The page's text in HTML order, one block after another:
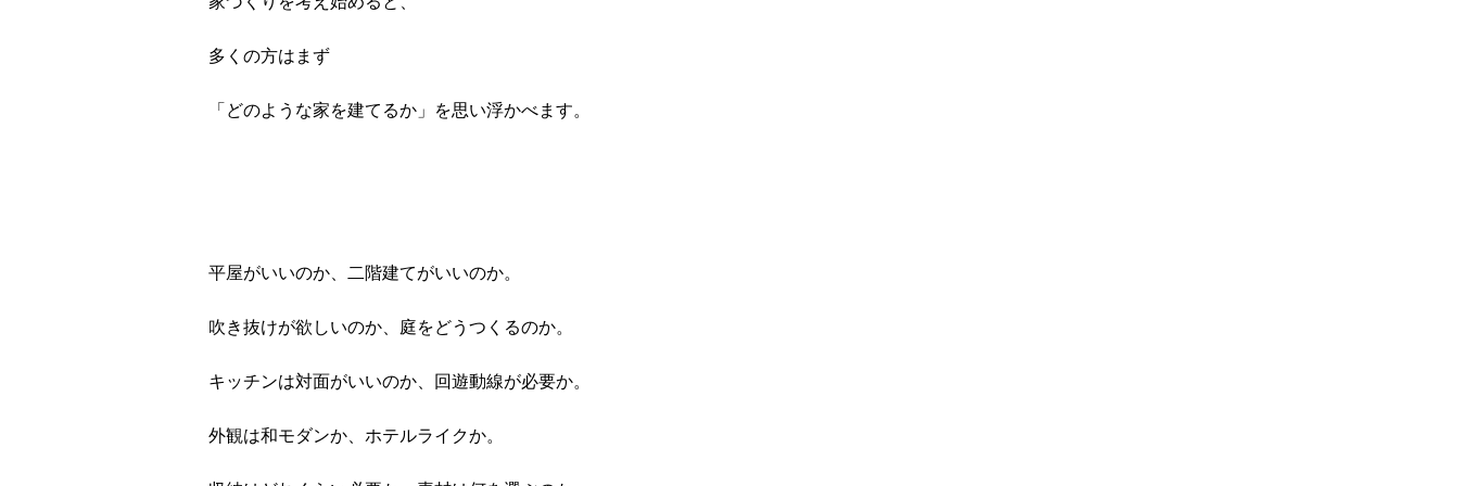
多くの方はまず
「どのような家を建てるか」を思い浮かべます。
平屋がいいのか、二階建てがいいのか。
吹き抜けが欲しいのか、庭をどうつくるのか。
キッチンは対面がいいのか、回遊動線が必要か。
外観は和モダンか、ホテルライクか。